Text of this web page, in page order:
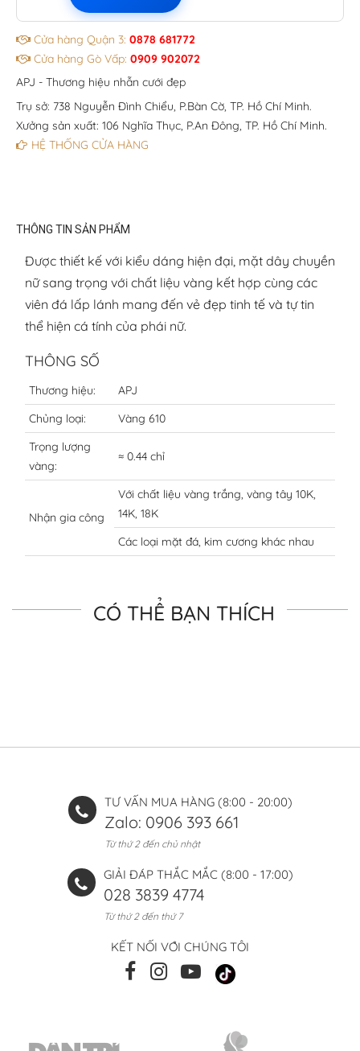
Cửa hàng Quận 3: 0878 681772
Cửa hàng Gò Vấp: 0909 902072
APJ - Thương hiệu nhẫn cưới đẹp
Trụ sở: 738 Nguyễn Đình Chiểu, P.Bàn Cờ, TP. Hồ Chí Minh.
Xưởng sản xuất: 106 Nghĩa Thục, P.An Đông, TP. Hồ Chí Minh.
HỆ THỐNG CỬA HÀNG
THÔNG TIN SẢN PHẨM
Được thiết kế với kiểu dáng hiện đại, mặt dây chuyền
nữ sang trọng với chất liệu vàng kết hợp cùng các
viên đá lấp lánh mang đến vẻ đẹp tinh tế và tự tin
thể hiện cá tính của phái nữ.
THÔNG SỐ
Thương hiệu:
APJ
Chủng loại:
Vàng 610
Trọng lượng
vàng:
≈ 0.44 chỉ
Nhận gia công
Với chất liệu vàng trắng, vàng tây 10K,
14K, 18K
Các loại mặt đá, kim cương khác nhau
CÓ THỂ BẠN THÍCH
TƯ VẤN MUA HÀNG (8:00 - 20:00)
Zalo: 0906 393 661
Từ thứ 2 đến chủ nhật
GIẢI ĐÁP THẮC MẮC (8:00 - 17:00)
028 3839 4774
Từ thứ 2 đến thứ 7
KẾT NỐI VỚI CHÚNG TÔI